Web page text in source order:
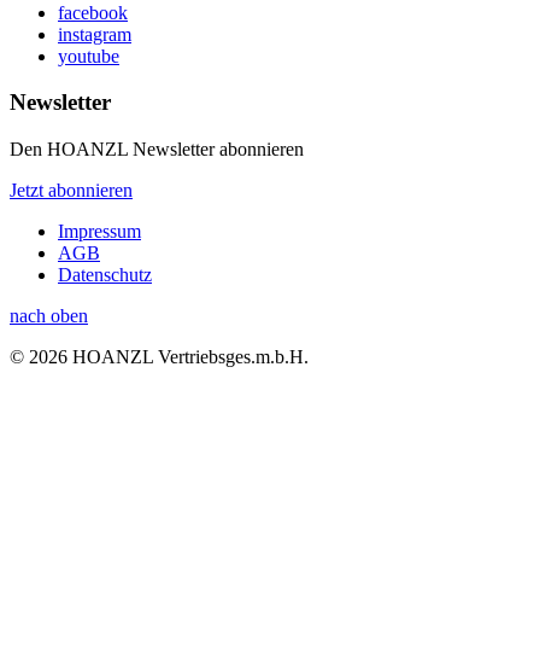
facebook
instagram
youtube
Newsletter
Den HOANZL Newsletter abonnieren
Jetzt abonnieren
Impressum
AGB
Datenschutz
nach oben
© 2026 HOANZL Vertriebsges.m.b.H.